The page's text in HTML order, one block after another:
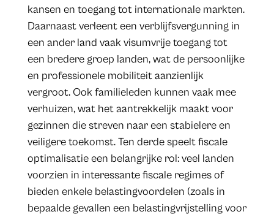
kansen en toegang tot internationale markten.
Daarnaast verleent een verblijfsvergunning in
een ander land vaak visumvrije toegang tot
een bredere groep landen, wat de persoonlijke
en professionele mobiliteit aanzienlijk
vergroot. Ook familieleden kunnen vaak mee
verhuizen, wat het aantrekkelijk maakt voor
gezinnen die streven naar een stabielere en
veiligere toekomst. Ten derde speelt fiscale
optimalisatie een belangrijke rol: veel landen
voorzien in interessante fiscale regimes of
bieden enkele belastingvoordelen (zoals in
bepaalde gevallen een belastingvrijstelling voor